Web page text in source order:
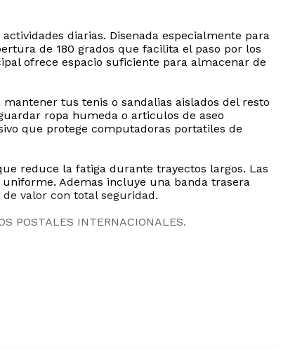
diarias. Disenada especialmente para
de 180 grados que facilita el paso por los
ofrece espacio suficiente para almacenar de
tus tenis o sandalias aislados del resto
ropa humeda o articulos de aseo
que protege computadoras portatiles de
reduce la fatiga durante trayectos largos. Las
Ademas incluye una banda trasera
valor con total seguridad.
POSTALES INTERNACIONALES.